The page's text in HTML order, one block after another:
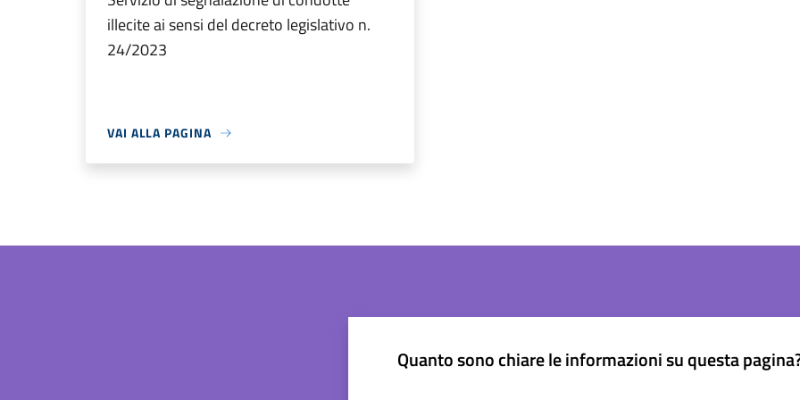
illecite ai sensi del decreto legislativo n.
24/2023
VAI ALLA PAGINA
Quanto sono chiare le informazioni su questa